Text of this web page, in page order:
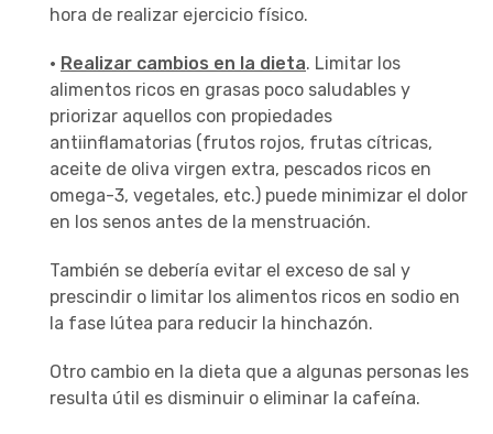
hora de realizar ejercicio físico.
· Realizar cambios en la dieta. Limitar los
alimentos ricos en grasas poco saludables y
priorizar aquellos con propiedades
antiinflamatorias (frutos rojos, frutas cítricas,
aceite de oliva virgen extra, pescados ricos en
omega-3, vegetales, etc.) puede minimizar el dolor
en los senos antes de la menstruación.
También se debería evitar el exceso de sal y
prescindir o limitar los alimentos ricos en sodio en
la fase lútea para reducir la hinchazón.
Otro cambio en la dieta que a algunas personas les
resulta útil es disminuir o eliminar la cafeína.